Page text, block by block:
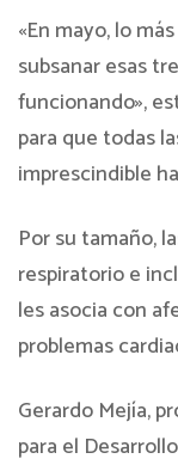
«En mayo, lo
subsanar esas
funcionando»,
para que todas
imprescindible
Por su tamaño,
respiratorio e
les asocia con
problemas
Gerardo Mejía,
para el